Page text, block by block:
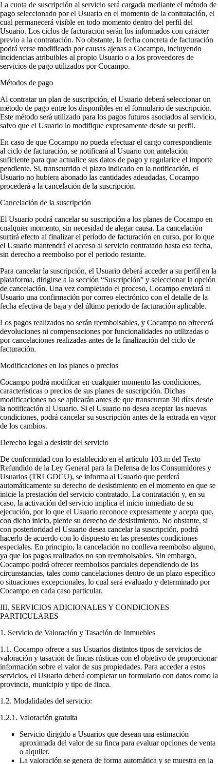
La cuota de suscripción al servicio será cargada mediante el método de
pago seleccionado por el Usuario en el momento de la contratación, el
cual permanecerá visible en todo momento dentro del perfil del
Usuario. Los ciclos de facturación serán los informados con carácter
previo a la contratación. No obstante, la fecha concreta de facturación
podrá verse modificada por causas ajenas a Cocampo, incluyendo
incidencias atribuibles al propio Usuario o a los proveedores de
servicios de pago utilizados por Cocampo.
Métodos de pago
Al contratar un plan de suscripción, el Usuario deberá seleccionar un
método de pago entre los disponibles en el formulario de suscripción.
Este método será utilizado para los pagos futuros asociados al servicio,
salvo que el Usuario lo modifique expresamente desde su perfil.
En caso de que Cocampo no pueda efectuar el cargo correspondiente
al ciclo de facturación, se notificará al Usuario con antelación
suficiente para que actualice sus datos de pago y regularice el importe
pendiente. Si, transcurrido el plazo indicado en la notificación, el
Usuario no hubiera abonado las cantidades adeudadas, Cocampo
procederá a la cancelación de la suscripción.
Cancelación de la suscripción
El Usuario podrá cancelar su suscripción a los planes de Cocampo en
cualquier momento, sin necesidad de alegar causa. La cancelación
surtirá efecto al finalizar el período de facturación en curso, por lo que
el Usuario mantendrá el acceso al servicio contratado hasta esa fecha,
sin derecho a reembolso por el periodo restante.
Para cancelar la suscripción, el Usuario deberá acceder a su perfil en la
plataforma, dirigirse a la sección “Suscripción” y seleccionar la opción
de cancelación. Una vez completado el proceso, Cocampo enviará al
Usuario una confirmación por correo electrónico con el detalle de la
fecha efectiva de baja y del último periodo de facturación aplicable.
Los pagos realizados no serán reembolsables, y Cocampo no ofrecerá
devoluciones ni compensaciones por funcionalidades no utilizadas o
por cancelaciones realizadas antes de la finalización del ciclo de
facturación.
Modificaciones en los planes o precios
Cocampo podrá modificar en cualquier momento las condiciones,
características o precios de sus planes de suscripción. Dichas
modificaciones no se aplicarán antes de que transcurran 30 días desde
la notificación al Usuario. Si el Usuario no desea aceptar las nuevas
condiciones, podrá cancelar su suscripción antes de la entrada en vigor
de los cambios.
Derecho legal a desistir del servicio
De conformidad con lo establecido en el artículo 103.m del Texto
Refundido de la Ley General para la Defensa de los Consumidores y
Usuarios (TRLGDCU), se informa al Usuario que perderá
automáticamente su derecho de desistimiento en el momento en que se
inicie la prestación del servicio contratado. La contratación y, en su
caso, la activación del servicio implica el inicio inmediato de su
ejecución, por lo que el Usuario reconoce expresamente y acepta que,
con dicho inicio, pierde su derecho de desistimiento. No obstante, si
con posterioridad el Usuario desea cancelar la suscripción, podrá
hacerlo de acuerdo con lo dispuesto en las presentes condiciones
especiales. En principio, la cancelación no conlleva reembolso alguno,
ya que los pagos realizados no son reembolsables. Sin embargo,
Cocampo podrá ofrecer reembolsos parciales dependiendo de las
circunstancias, tales como cancelaciones dentro de un plazo específico
o situaciones excepcionales, lo cual será evaluado y determinado por
Cocampo en cada caso particular.
III. SERVICIOS ADICIONALES Y CONDICIONES
PARTICULARES
1. Servicio de Valoración y Tasación de Inmuebles
1.1. Cocampo ofrece a sus Usuarios distintos tipos de servicios de
valoración y tasación de fincas rústicas con el objetivo de proporcionar
información sobre el valor de sus propiedades. Para acceder a estos
servicios, el Usuario deberá completar un formulario con datos como la
provincia, municipio y tipo de finca.
1.2. Modalidades del servicio:
1.2.1. Valoración gratuita
Servicio dirigido a Usuarios que desean una estimación
aproximada del valor de su finca para evaluar opciones de venta
o alquiler.
La valoración se genera de forma automática y se muestra en la